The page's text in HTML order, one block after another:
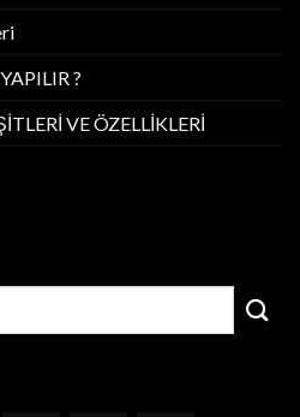
?
VE ÖZELLİKLERİ